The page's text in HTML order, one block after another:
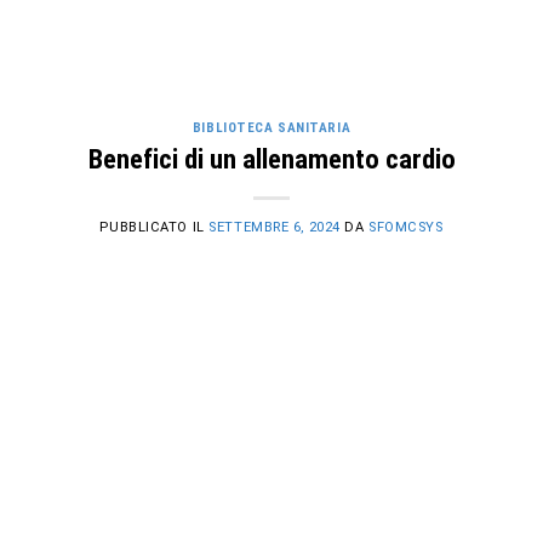
BIBLIOTECA SANITARIA
Benefici di un allenamento cardio
PUBBLICATO IL SETTEMBRE 6, 2024 DA SFOMCSYS